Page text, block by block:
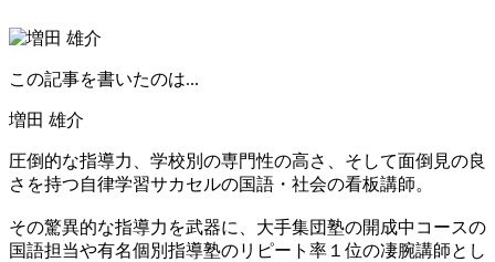
この記事を書いたのは...
増田 雄介
圧倒的な指導力、学校別の専門性の高さ、そして面倒見の良
さを持つ自律学習サカセルの国語・社会の看板講師。
その驚異的な指導力を武器に、大手集団塾の開成中コースの
国語担当や有名個別指導塾のリピート率１位の凄腕講師とし